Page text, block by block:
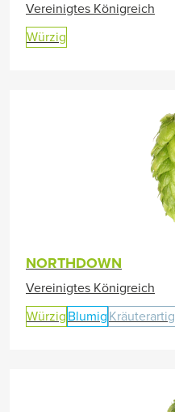
Vereinigtes Königreich
Würzig
NORTHDOWN
Vereinigtes Königreich
Würzig Blumig Kräuterartig